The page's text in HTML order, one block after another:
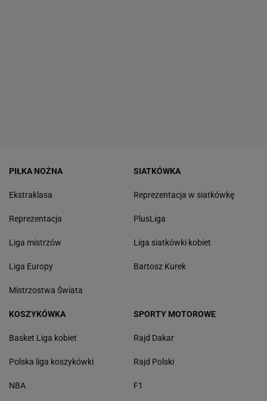
PIŁKA NOŻNA
Ekstraklasa
Reprezentacja
Liga mistrzów
Liga Europy
Mistrzostwa Świata
SIATKÓWKA
Reprezentacja w siatkówkę
PlusLiga
Liga siatkówki kobiet
Bartosz Kurek
KOSZYKÓWKA
Basket Liga kobiet
Polska liga koszykówki
NBA
SPORTY MOTOROWE
Rajd Dakar
Rajd Polski
F1